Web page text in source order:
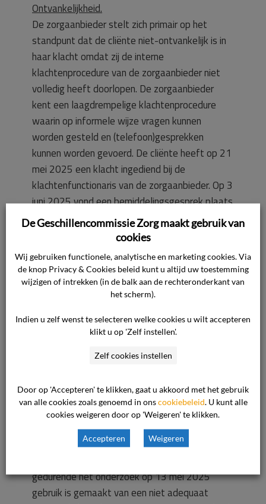
Ontvankelijkheid.
De zorgaanbieder stelt zich primair op het
standpunt dat de cliënte niet-ontvankelijk is in
haar klacht omdat zij de interne
klachtenprocedure van de zorgaanbieder niet
volledig heeft doorlopen. De zorgaanbieder
kent een laagdrempelige klachtenprocedure
waarin op informele wijze vragen kunnen
worden gesteld en (telefoon)gesprekken
kunnen worden gevoerd. De cliënte heeft op 21
mei 2025 een klacht ingediend bij de
klachtenfunctionaris van de zorgaanbieder. Op 3
juni 2025 vond een bemiddelingsgesprek plaats
waarna werd afgesproken dat de cliënte nog
aanvullende vragen zou stellen. Die vragen zijn
beantwoord waarna er op 18 september 2025
en 2 oktober 2025 nog contact is geweest
tussen de cliënte en de klachtenfunctionaris.
Tot verbazing van de zorgaanbieder heeft de
cliënte gedurende het bemiddelingstraject op 5
Geschillencommissie. De cliënte had conform de
dienen af te ronden en een oordeel dienen te
vragen aan de Raad van Bestuur.
gedurende het onderzoek op 13 mei 2025
gebruik is gemaakt van een niet adequaat
De Geschillencommissie Zorg maakt gebruik van
cookies
Wij gebruiken functionele, analytische en marketing cookies. Via
de knop Privacy & Cookies beleid kunt u altijd uw toestemming
wijzigen of intrekken (in de balk aan de rechteronderkant van
het scherm).
Indien u zelf wenst te selecteren welke cookies u wilt accepteren
klikt u op 'Zelf instellen'.
Zelf cookies instellen
Door op 'Accepteren' te klikken, gaat u akkoord met het gebruik
van alle cookies zoals genoemd in onscookiebeleid. U kunt alle
cookies weigeren door op 'Weigeren' te klikken.
Accepteren Weigeren